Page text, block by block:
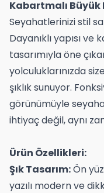
Kabartmalı Büyük
Seyahatlerinizi stil
Dayanıklı yapısı
tasarımıyla öne
yolculuklarınızda
şıklık sunuyor.
görünümüyle
ihtiyaç değil, aynı
Ürün Özellikleri:
Şık Tasarım:Ön
yazılı modern ve